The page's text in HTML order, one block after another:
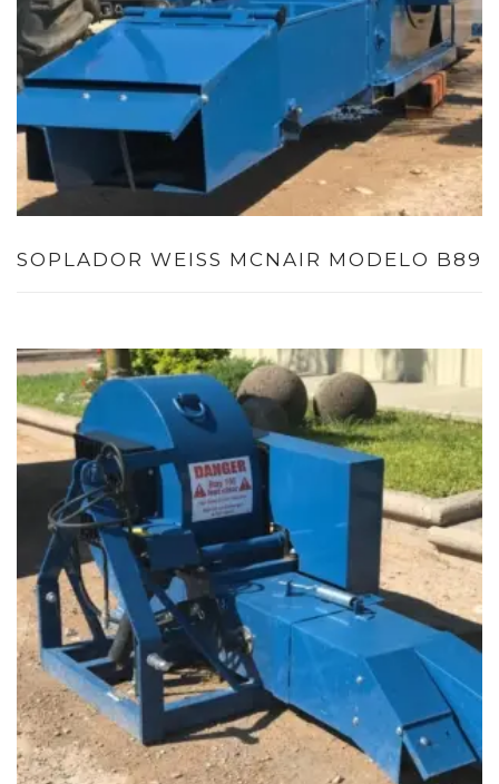
SOPLADOR WEISS MCNAIR MODELO B89